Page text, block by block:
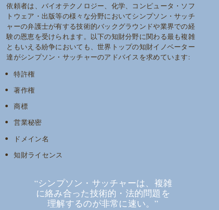
依頼者は、バイオテクノロジー、化学、コンピュータ・ソフ
トウェア・出版等の様々な分野においてシンプソン・サッチ
ャーの弁護士が有する技術的バックグラウンドや業界での経
験の恩恵を受けられます。以下の知財分野に関わる最も複雑
ともいえる紛争においても、世界トップの知財イノベーター
達がシンプソン・サッチャーのアドバイスを求めています:
特許権
著作権
商標
営業秘密
ドメイン名
知財ライセンス
“シンプソン・サッチャーは、複雑
に絡み合った技術的・法的問題を
理解するのが非常に速い。”